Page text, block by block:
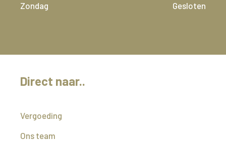
Zondag
Gesloten
Direct naar..
Vergoeding
Ons team